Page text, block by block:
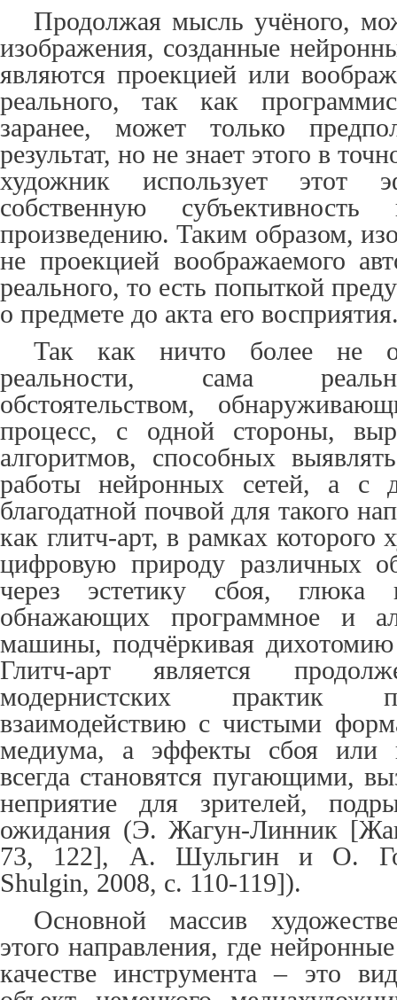
Продолжая мысль учёного,
изображения, созданные
являются проекцией или
реального, так как
заранее, может только
результат, но не знает этого в
художник использует этот
собственную
произведению. Таким образом,
не проекцией воображаемого
реального, то есть попыткой
о предмете до акта его
Так как ничто более не
реальности, сама
обстоятельством,
процесс, с одной стороны,
алгоритмов, способных
работы нейронных сетей, а с
благодатной почвой для такого
как глитч-арт, в рамках
цифровую природу различных
через эстетику сбоя, глюка
обнажающих программное и
машины, подчёркивая
Глитч-арт является
модернистских практик
взаимодействию с чистыми
медиума, а эффекты сбоя или
всегда становятся пугающими,
неприятие для зрителей,
ожидания (Э. Жагун-Линник
73, 122], А. Шульгин и О.
Shulgin, 2008, с. 110-119]).
Основной массив
этого направления, где
качестве инструмента – это